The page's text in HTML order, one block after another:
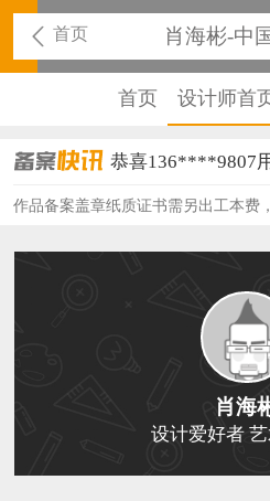
首页 肖海彬-中
首页 设计师首
恭喜136****9807
恭喜159****4930
恭喜150****6483
恭喜131****2473
恭喜159****4201
恭喜133****6466
恭喜131****1475
恭喜133****8874
作品备案盖章纸质证书需另出工本费
肖海
设计爱好者